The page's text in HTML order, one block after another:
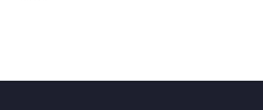
librairie